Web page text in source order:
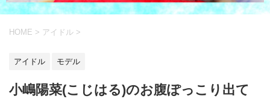
HOME > アイドル >
アイドル モデル
小嶋陽菜(こじはる)のお腹ぽっこり出て